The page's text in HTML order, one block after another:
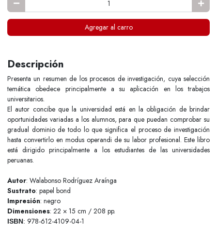
Agregar al carro
Descripción
Presenta un resumen de los procesos de investigación, cuya selección
temática obedece principalmente a su aplicación en los trabajos
universitarios.
El autor concibe que la universidad está en la obligación de brindar
oportunidades variadas a los alumnos, para que puedan comprobar su
gradual dominio de todo lo que significa el proceso de investigación
hasta convertirlo en modus operandi de su labor profesional. Este libro
está dirigido principalmente a los estudiantes de las universidades
peruanas.
Autor: Walabonso Rodríguez Araínga
Sustrato: papel bond
Impresión: negro
Dimensiones: 22 × 15 cm / 208 pp.
ISBN: 978-612-4109-04-1